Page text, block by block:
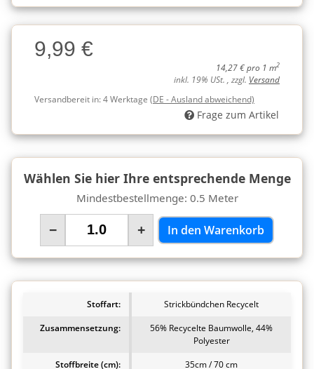
Charge
Charge9,99 €
14,27 € pro 1 m2
inkl. 19% USt. , zzgl. Versand
Versandbereit in:4 Werktage (DE - Ausland abweichend)
Frage zum Artikel
Wählen Sie hier Ihre entsprechende Menge
Mindestbestellmenge: 0.5 Meter
− + In den Warenkorb
Stoffart:
Strickbündchen Recycelt
Zusammensetzung:
56% Recycelte Baumwolle, 44%
Polyester
Stoffbreite (cm):
35cm / 70 cm